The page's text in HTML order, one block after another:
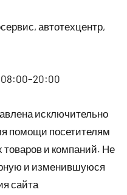
автотехцентр,
исключительно
помощи посетителям
товаров и компаний. Не
и изменившуюся
сайта